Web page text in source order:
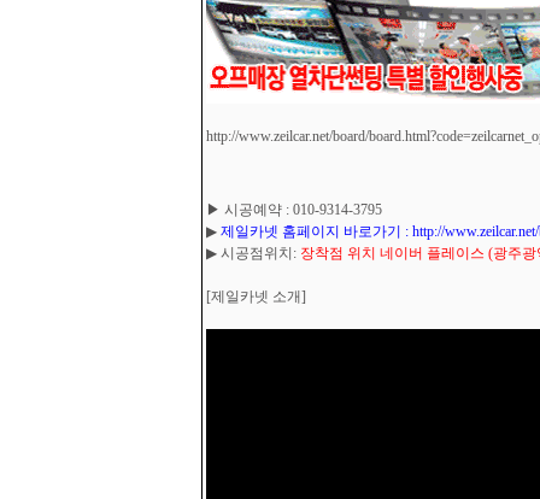
http://www.zeilcar.net/board/
▶ 시공예약 : 010-9314-3795
▶ 제일카넷 홈페이지 바로가기 : http://www.zeilcar.net/
▶ 시공점위치: 장착점 위치 네이버 플레이스 (광주
[제일카넷 소개]